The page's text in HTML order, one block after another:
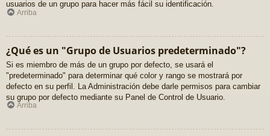
usuarios de un grupo para hacer más fácil su identificación.
Arriba
¿Qué es un "Grupo de Usuarios predeterminado"?
Si es miembro de más de un grupo por defecto, se usará el
"predeterminado" para determinar qué color y rango se mostrará por
defecto en su perfil. La Administración debe darle permisos para cambiar
su grupo por defecto mediante su Panel de Control de Usuario.
Arriba